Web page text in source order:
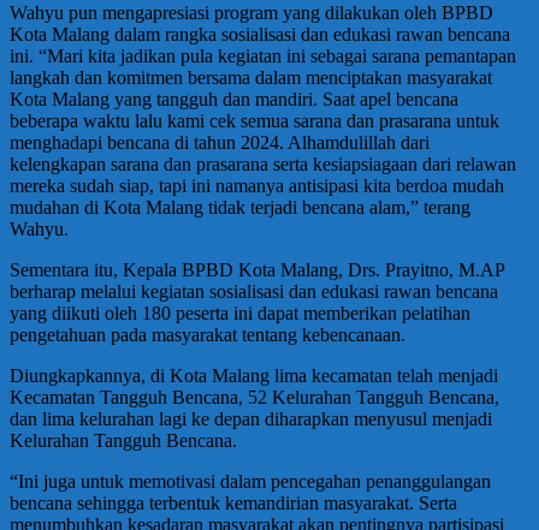
Wahyu pun mengapresiasi program yang dilakukan oleh BPBD
Kota Malang dalam rangka sosialisasi dan edukasi rawan bencana
ini. “Mari kita jadikan pula kegiatan ini sebagai sarana pemantapan
langkah dan komitmen bersama dalam menciptakan masyarakat
Kota Malang yang tangguh dan mandiri. Saat apel bencana
beberapa waktu lalu kami cek semua sarana dan prasarana untuk
menghadapi bencana di tahun 2024. Alhamdulillah dari
kelengkapan sarana dan prasarana serta kesiapsiagaan dari relawan
mereka sudah siap, tapi ini namanya antisipasi kita berdoa mudah
mudahan di Kota Malang tidak terjadi bencana alam,” terang
Wahyu.
Sementara itu, Kepala BPBD Kota Malang, Drs. Prayitno, M.AP
berharap melalui kegiatan sosialisasi dan edukasi rawan bencana
yang diikuti oleh 180 peserta ini dapat memberikan pelatihan
pengetahuan pada masyarakat tentang kebencanaan.
Diungkapkannya, di Kota Malang lima kecamatan telah menjadi
Kecamatan Tangguh Bencana, 52 Kelurahan Tangguh Bencana,
dan lima kelurahan lagi ke depan diharapkan menyusul menjadi
Kelurahan Tangguh Bencana.
“Ini juga untuk memotivasi dalam pencegahan penanggulangan
bencana sehingga terbentuk kemandirian masyarakat. Serta
menumbuhkan kesadaran masyarakat akan pentingnya partisipasi